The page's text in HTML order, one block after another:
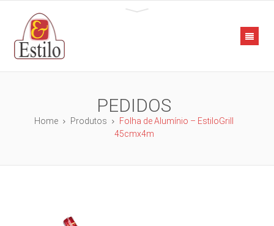
PEDIDOS
Home Produtos
Folha de Alumínio – EstiloGrill
45cmx4m